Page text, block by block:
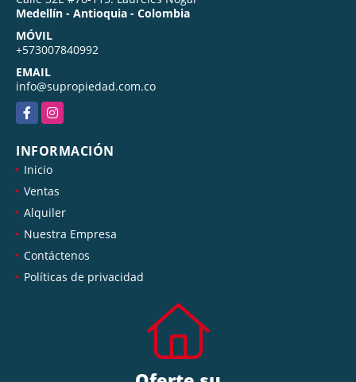
Medellín - Antioquia - Colombia
MÓVIL
+573007840992
EMAIL
info@supropiedad.com.co
FacebookInstagram
INFORMACIÓN
Inicio
Ventas
Alquiler
Nuestra Empresa
Contáctenos
Políticas de privacidad